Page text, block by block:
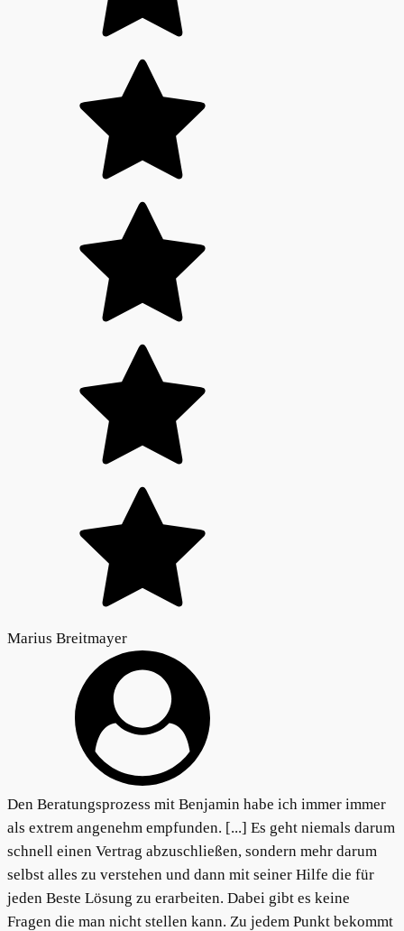
Marius Breitmayer
Den Beratungsprozess mit Benjamin habe ich immer immer
als extrem angenehm empfunden. [...] Es geht niemals darum
schnell einen Vertrag abzuschließen, sondern mehr darum
selbst alles zu verstehen und dann mit seiner Hilfe die für
jeden Beste Lösung zu erarbeiten. Dabei gibt es keine
Fragen die man nicht stellen kann. Zu jedem Punkt bekommt